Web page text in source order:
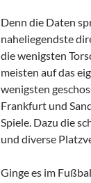
Denn die Daten
naheliegendste
die wenigsten
meisten auf das
wenigsten
Frankfurt und
Spiele. Dazu die
und diverse
Ginge es im